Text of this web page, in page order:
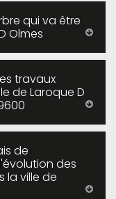
qui va être
Olmes
travaux
de Laroque D
de
des
la ville de